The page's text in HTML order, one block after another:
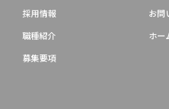
採用情報
職種紹介
募集要項
お問
ホー